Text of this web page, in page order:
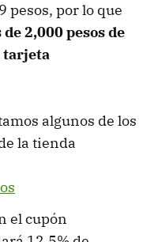
pesos, por lo que
de 2,000 pesos de
tarjeta
algunos de los
la tienda
el cupón